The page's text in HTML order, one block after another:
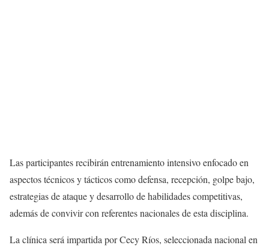
Las participantes recibirán entrenamiento intensivo enfocado en
aspectos técnicos y tácticos como defensa, recepción, golpe bajo,
estrategias de ataque y desarrollo de habilidades competitivas,
además de convivir con referentes nacionales de esta disciplina.
La clínica será impartida por Cecy Ríos, seleccionada nacional en